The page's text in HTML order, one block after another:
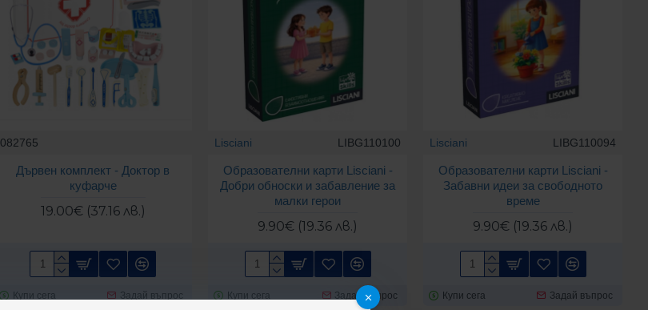
082765
Дървен комплект - Доктор в
куфарче
19.00€ (37.16 лв.)
Купи сега Задай въпрос
Lisciani LIBG110100
Образователни карти Lisciani -
Добри обноски и забавление за
малки герои
9.90€ (19.36 лв.)
Купи сега Задай въпрос
Lisciani LIBG110094
Образователни карти Lisciani -
Забавни идеи за свободното
време
9.90€ (19.36 лв.)
Купи сега Задай въпрос